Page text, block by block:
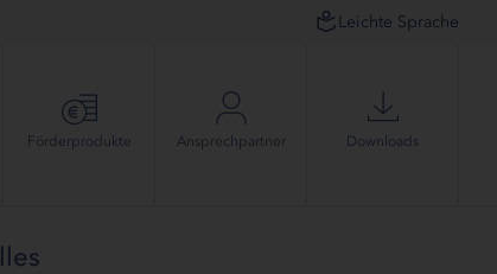
Leichte Sprache
Förder­produkte Ansprech­partner Downloads